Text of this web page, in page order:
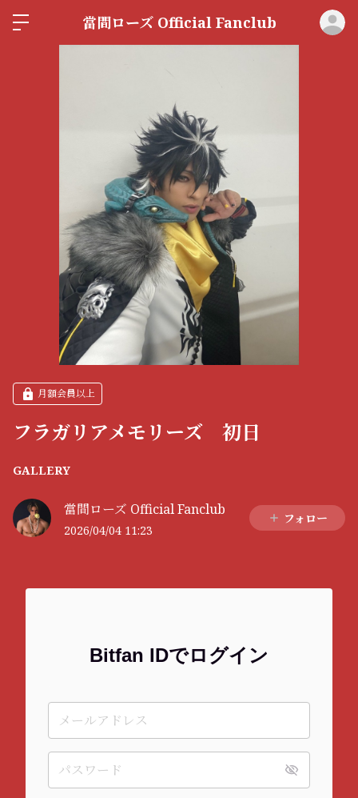
當間ローズ Official Fanclub
月額会員以上
フラガリアメモリーズ 初日
GALLERY
當間ローズ Official Fanclub
2026/04/04 11:23
フォロー
Bitfan IDでログイン